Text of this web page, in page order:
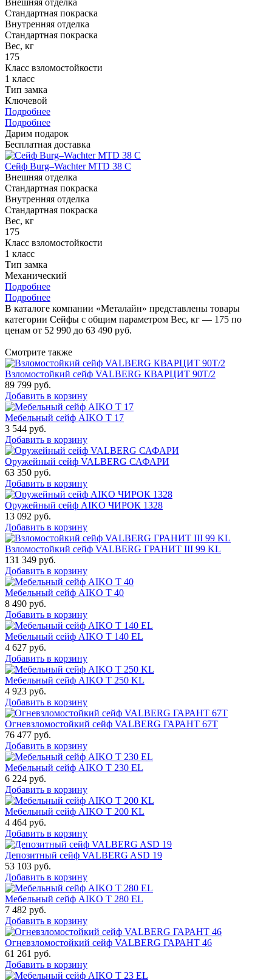
Стандартная покраска
Внутренняя отделка
Стандартная покраска
Вес, кг
175
Класс взломостойкости
1 класс
Тип замка
Ключевой
Подробнее
Подробнее
Дарим подарок
Бесплатная доставка
Сейф Burg–Wachter MTD 38 C
Внешняя отделка
Стандартная покраска
Внутренняя отделка
Стандартная покраска
Вес, кг
175
Класс взломостойкости
1 класс
Тип замка
Механический
Подробнее
Подробнее
В каталоге компании «Металайн» представлены товары
категории Сейфы с общим параметром Вес, кг — 175 по
ценам от 52 990 до 63 490 руб.
Смотрите также
Взломостойкий сейф VALBERG КВАРЦИТ 90Т/2
89 799 руб.
Добавить в корзину
Мебельный сейф AIKO Т 17
3 544 руб.
Добавить в корзину
Оружейный сейф VALBERG САФАРИ
63 350 руб.
Добавить в корзину
Оружейный сейф AIKO ЧИРОК 1328
13 092 руб.
Добавить в корзину
Взломостойкий сейф VALBERG ГРАНИТ III 99 KL
131 349 руб.
Добавить в корзину
Мебельный сейф AIKO Т 40
8 490 руб.
Добавить в корзину
Мебельный сейф AIKO T 140 EL
4 627 руб.
Добавить в корзину
Мебельный сейф AIKO T 250 KL
4 923 руб.
Добавить в корзину
Огневзломостойкий сейф VALBERG ГАРАНТ 67T
76 477 руб.
Добавить в корзину
Мебельный сейф AIKO T 230 EL
6 224 руб.
Добавить в корзину
Мебельный сейф AIKO T 200 KL
4 464 руб.
Добавить в корзину
Депозитный сейф VALBERG ASD 19
53 103 руб.
Добавить в корзину
Мебельный сейф AIKO T 280 EL
7 482 руб.
Добавить в корзину
Огневзломостойкий сейф VALBERG ГАРАНТ 46
61 261 руб.
Добавить в корзину